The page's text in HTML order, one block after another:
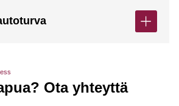
Ota yhteyttä